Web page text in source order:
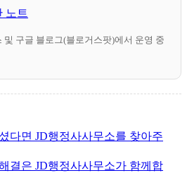
노트
구글 블로그(블로거스팟)에서 운영 중
다면 JD행정사사무소를 찾아주
결은 JD행정사사무소가 함께합